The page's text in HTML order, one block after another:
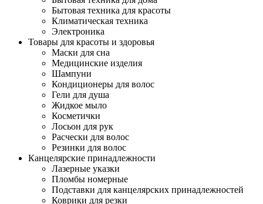
Бытовая техника для красоты
Климатическая техника
Электроника
Товары для красоты и здоровья
Маски для сна
Медицинские изделия
Шампуни
Кондиционеры для волос
Гели для душа
Жидкое мыло
Косметички
Лосьон для рук
Расчески для волос
Резинки для волос
Канцелярские принадлежности
Лазерные указки
Пломбы номерные
Подставки для канцелярских принадлежностей
Коврики для резки